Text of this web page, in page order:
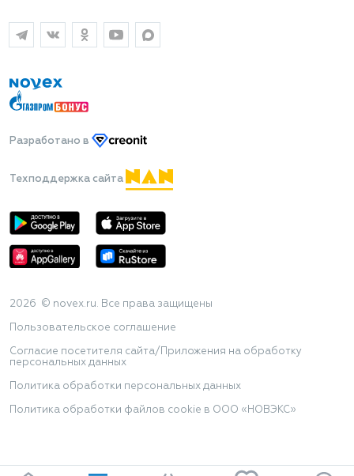
Разработано в
Техподдержка сайта
2026 © novex.ru. Все права защищены
Пользовательское соглашение
Согласие посетителя сайта/Приложения на обработку
персональных данных
Политика обработки персональных данных
Политика обработки файлов cookie в ООО «НОВЭКС»